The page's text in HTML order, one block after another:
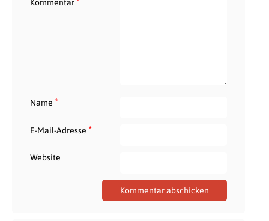
Kommentar
Name *
E-Mail-Adresse *
Website